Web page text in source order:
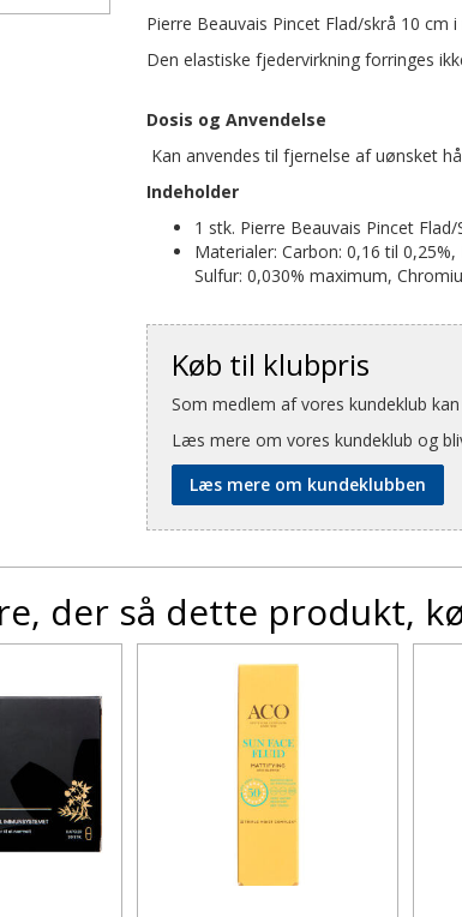
Pierre Beauvais Pincet Flad/skrå 10 cm
Den elastiske fjedervirkning forringes
Dosis og Anvendelse
Kan anvendes til fjernelse af uønsket
Indeholder
1 stk. Pierre Beauvais Pincet Flad/
Materialer: Carbon: 0,16 til
Sulfur: 0,030% maximum,
Køb til klubpris
Som medlem af vores kundeklub
Læs mere om vores kundeklub og
Læs mere om kundeklubben
der så dette produkt,